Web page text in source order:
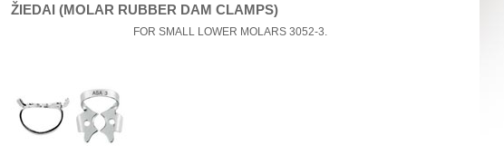
ŽIEDAI (MOLAR RUBBER DAM CLAMPS)
FOR SMALL LOWER MOLARS 3052-3.